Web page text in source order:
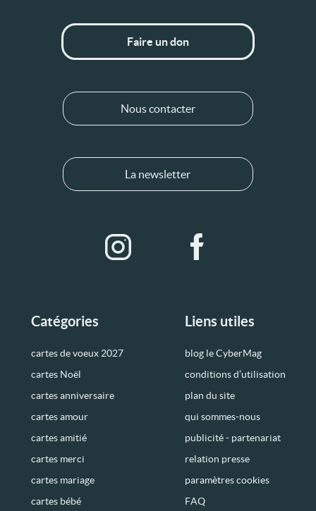
Catégories
cartes de voeux 2027
cartes Noël
cartes anniversaire
cartes amour
cartes amitié
cartes merci
cartes mariage
cartes bébé
Liens utiles
blog le CyberMag
conditions d’utilisation
plan du site
qui sommes-nous
publicité - partenariat
relation presse
paramètres cookies
FAQ
Faire un don
Nous contacter
La newsletter